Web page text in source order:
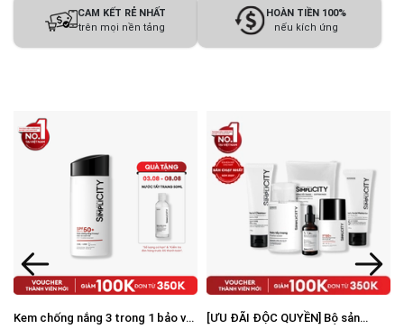
CAM KẾT RẺ NHẤT
trên mọi nền tảng
HOÀN TIỀN 100%
nếu kích ứng
Kem chống nắng 3 trong 1 bảo vệ
[ƯU ĐÃI ĐỘC QUYỀN] Bộ sản